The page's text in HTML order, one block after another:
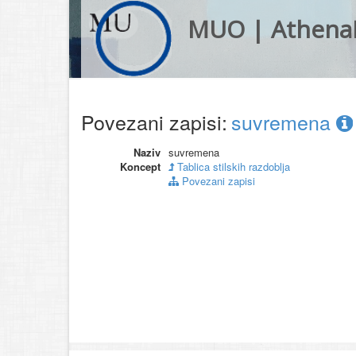
MUO |
Povezani zapisi: suvremena
Naziv suvremena
Koncept
Tablica stilskih razdoblja
Povezani zapisi